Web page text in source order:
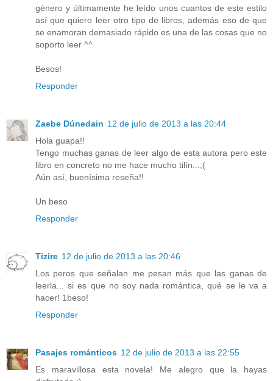
género y últimamente he leído unos cuantos de este estilo
así que quiero leer otro tipo de libros, además eso de que
se enamoran demasiado rápido es una de las cosas que no
soporto leer ^^
Besos!
Responder
Zaebe Dúnedain 12 de julio de 2013 a las 20:44
Hola guapa!!
Tengo muchas ganas de leer algo de esta autora pero este
libro en concreto no me hace mucho tilín...;(
Aún así, buenísima reseña!!
Un beso
Responder
Tizire 12 de julio de 2013 a las 20:46
Los peros que señalan me pesan más que las ganas de
leerla... si es que no soy nada romántica, qué se le va a
hacer! 1beso!
Responder
Pasajes románticos 12 de julio de 2013 a las 22:55
Es maravillosa esta novela! Me alegro que la hayas